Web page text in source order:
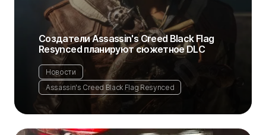
Создатели Assassin's Creed Black Flag
Resynced планируют сюжетное DLC
Новости
Assassin's Creed Black Flag Resynced